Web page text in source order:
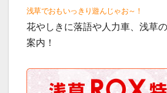
浅草でおもいっきり遊んじゃお～！
花やしきに落語や人力車、浅草
案内！